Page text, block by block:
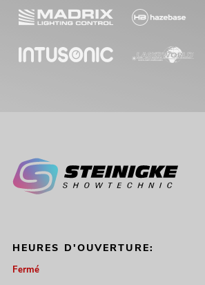
HEURES D'OUVERTURE:
Fermé